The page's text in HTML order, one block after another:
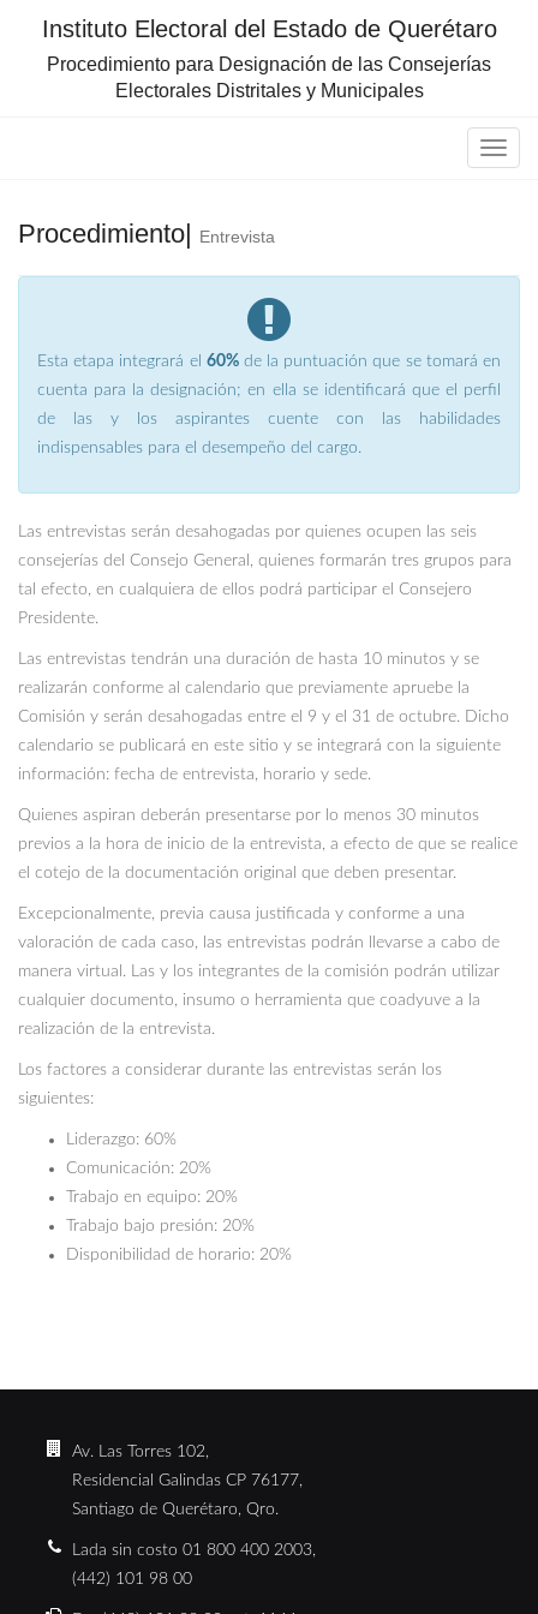
Instituto Electoral del Estado de Querétaro
Procedimiento para Designación de las Consejerías
Electorales Distritales y Municipales
Procedimiento| Entrevista
Esta etapa integrará el 60%de la puntuación que se tomará en
cuenta para la designación; en ella se identificará que el perfil
de las y los aspirantes cuente con las habilidades
indispensables para el desempeño del cargo.
Las entrevistas serán desahogadas por quienes ocupen las seis
consejerías del Consejo General, quienes formarán tres grupos para
tal efecto, en cualquiera de ellos podrá participar el Consejero
Presidente.
Las entrevistas tendrán una duración de hasta 10 minutos y se
realizarán conforme al calendario que previamente apruebe la
Comisión y serán desahogadas entre el 9 y el 31 de octubre. Dicho
calendario se publicará en este sitio y se integrará con la siguiente
información: fecha de entrevista, horario y sede.
Quienes aspiran deberán presentarse por lo menos 30 minutos
previos a la hora de inicio de la entrevista, a efecto de que se realice
el cotejo de la documentación original que deben presentar.
Excepcionalmente, previa causa justificada y conforme a una
valoración de cada caso, las entrevistas podrán llevarse a cabo de
manera virtual. Las y los integrantes de la comisión podrán utilizar
cualquier documento, insumo o herramienta que coadyuve a la
realización de la entrevista.
Los factores a considerar durante las entrevistas serán los
siguientes:
Liderazgo: 60%
Comunicación: 20%
Trabajo en equipo: 20%
Trabajo bajo presión: 20%
Disponibilidad de horario: 20%
Av. Las Torres 102,
Residencial Galindas CP 76177,
Santiago de Querétaro, Qro.
Lada sin costo 01 800 400 2003,
(442) 101 98 00